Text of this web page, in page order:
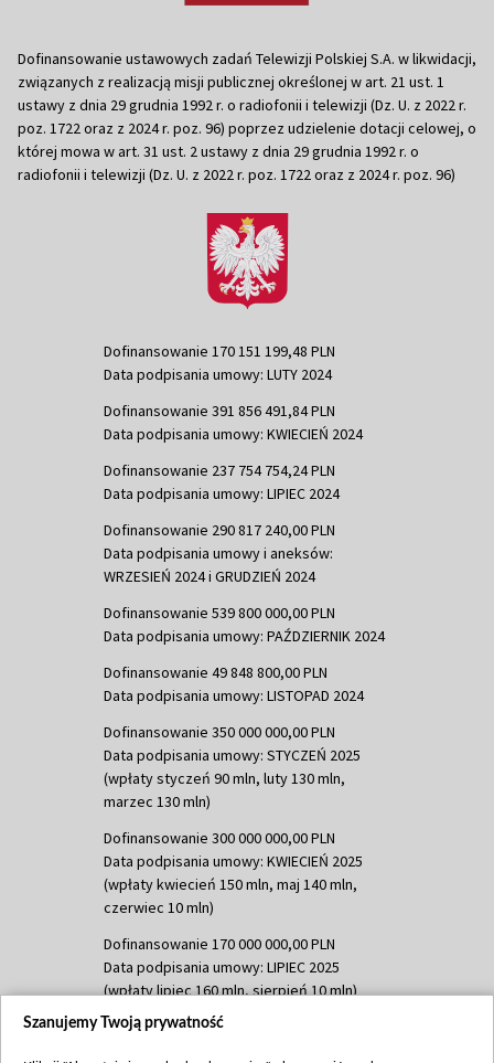
Dofinansowanie ustawowych zadań Telewizji Polskiej S.A. w likwidacji,
związanych z realizacją misji publicznej określonej w art. 21 ust. 1
ustawy z dnia 29 grudnia 1992 r. o radiofonii i telewizji (Dz. U. z 2022 r.
poz. 1722 oraz z 2024 r. poz. 96) poprzez udzielenie dotacji celowej, o
której mowa w art. 31 ust. 2 ustawy z dnia 29 grudnia 1992 r. o
radiofonii i telewizji (Dz. U. z 2022 r. poz. 1722 oraz z 2024 r. poz. 96)
Dofinansowanie 170 151 199,48 PLN
Data podpisania umowy: LUTY 2024
Dofinansowanie 391 856 491,84 PLN
Data podpisania umowy: KWIECIEŃ 2024
Dofinansowanie 237 754 754,24 PLN
Data podpisania umowy: LIPIEC 2024
Dofinansowanie 290 817 240,00 PLN
Data podpisania umowy i aneksów:
WRZESIEŃ 2024 i GRUDZIEŃ 2024
Dofinansowanie 539 800 000,00 PLN
Data podpisania umowy: PAŹDZIERNIK 2024
Dofinansowanie 49 848 800,00 PLN
Data podpisania umowy: LISTOPAD 2024
Dofinansowanie 350 000 000,00 PLN
Data podpisania umowy: STYCZEŃ 2025
(wpłaty styczeń 90 mln, luty 130 mln,
marzec 130 mln)
Dofinansowanie 300 000 000,00 PLN
Data podpisania umowy: KWIECIEŃ 2025
(wpłaty kwiecień 150 mln, maj 140 mln,
czerwiec 10 mln)
Dofinansowanie 170 000 000,00 PLN
Data podpisania umowy: LIPIEC 2025
(wpłaty lipiec 160 mln, sierpień 10 mln)
Dofinansowanie 60 000 000,00 PLN
Szanujemy Twoją prywatność